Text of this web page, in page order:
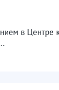
в Центре